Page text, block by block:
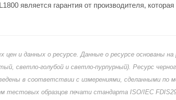
является гарантия от производителя, которая
цен и данных о ресурсе. Данные о ресурсе основаны
светло-голубой и светло-пурпурный). Ресурс
в соответствии с измерениями, сделанными по
тестовых образцов печати стандарта ISO/IEC